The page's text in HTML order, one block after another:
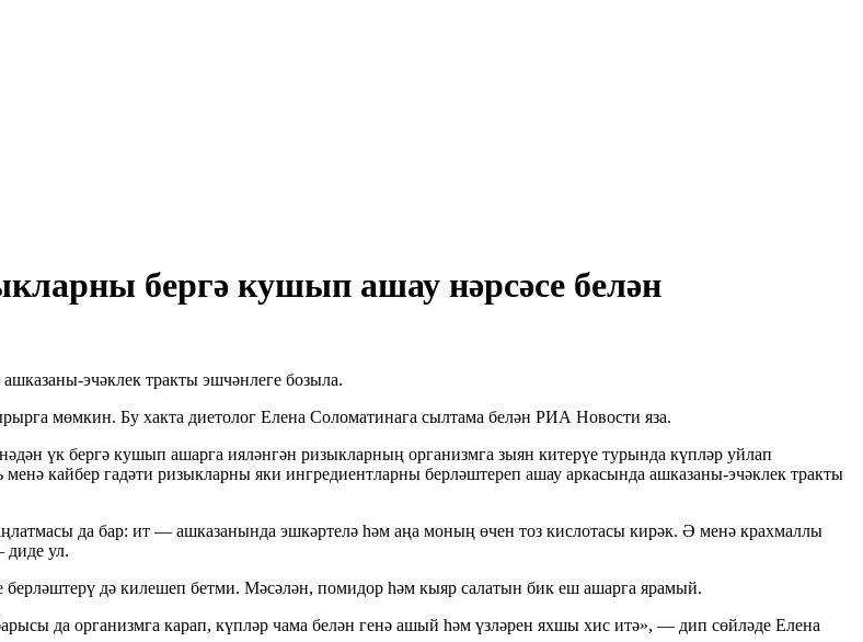
бергә кушып ашау нәрсәсе белән
эчәклек тракты эшчәнлеге бозыла.
мөмкин. Бу хакта диетолог Елена Соломатинага сылтама белән РИА Новости яза.
үк бергә кушып ашарга ияләнгән ризыкларның организмга зыян китерүе турында күпләр уйлап
кайбер гадәти ризыкларны яки ингредиентларны берләштереп ашау аркасында ашказаны-эчәклек тракты
да бар: ит — ашказанында эшкәртелә һәм аңа моның өчен тоз кислотасы кирәк. Ә менә крахмаллы
диде ул.
дә килешеп бетми. Мәсәлән, помидор һәм кыяр салатын бик еш ашарга ярамый.
да организмга карап, күпләр чама белән генә ашый һәм үзләрен яхшы хис итә», — дип сөйләде Елена